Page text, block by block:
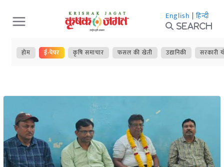
Skip
to
content
English | हिन्दी
Search
होम ई-पेपर कृषि समाचार फसल की खेती उद्यानिकी सरकारी